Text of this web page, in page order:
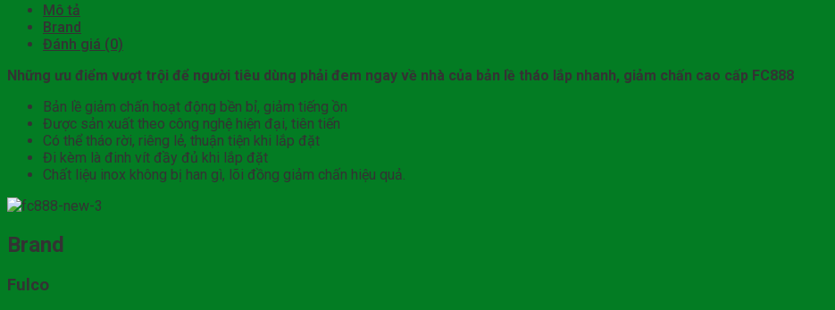
Mô tả
Brand
Đánh giá (0)
Những ưu điểm vượt trội để người tiêu dùng phải đem ngay về nhà của bản lề tháo lắp nhanh, giảm chấn cao cấp FC888
Bản lề giảm chấn hoạt động bền bỉ, giảm tiếng ồn
Được sản xuất theo công nghệ hiện đại, tiên tiến
Có thể tháo rời, riêng lẻ, thuận tiện khi lắp đặt
Đi kèm là đinh vít đầy đủ khi lắp đặt
Chất liệu inox không bị han gì, lõi đồng giảm chấn hiệu quả.
Brand
Fulco